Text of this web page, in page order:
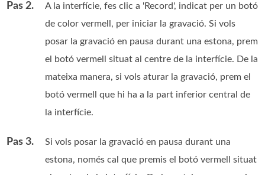
Pas 2.
A la interfície, fes clic a 'Record', indicat per un botó
de color vermell, per iniciar la gravació. Si vols
posar la gravació en pausa durant una estona, prem
el botó vermell situat al centre de la interfície. De la
mateixa manera, si vols aturar la gravació, prem el
botó vermell que hi ha a la part inferior central de
la interfície.
Pas 3.
Si vols posar la gravació en pausa durant una
estona, només cal que premis el botó vermell situat